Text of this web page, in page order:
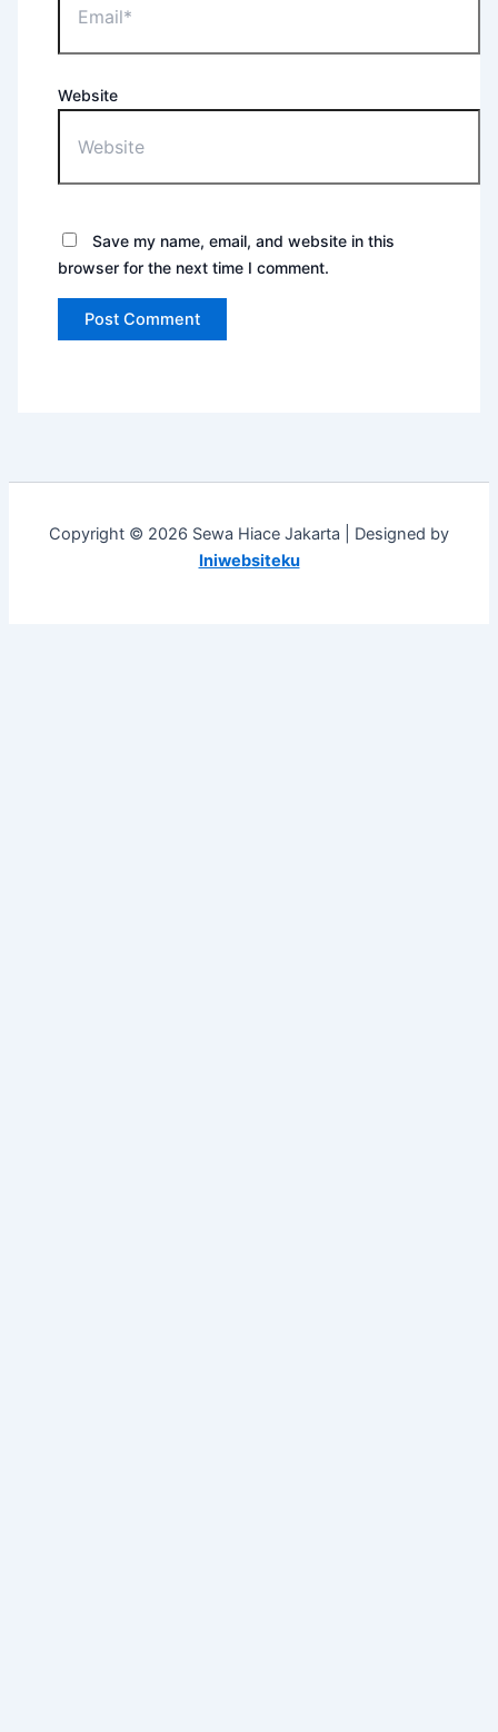
Website
Save my name, email, and website in this
browser for the next time I comment.
Copyright © 2026 Sewa Hiace Jakarta | Designed by
Iniwebsiteku